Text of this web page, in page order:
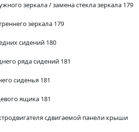
зеркала / замена стекла зеркала 179
зеркала 179
сидений 180
ряда сидений 181
сиденья 181
ящика 181
сдвигаемой панели крыши